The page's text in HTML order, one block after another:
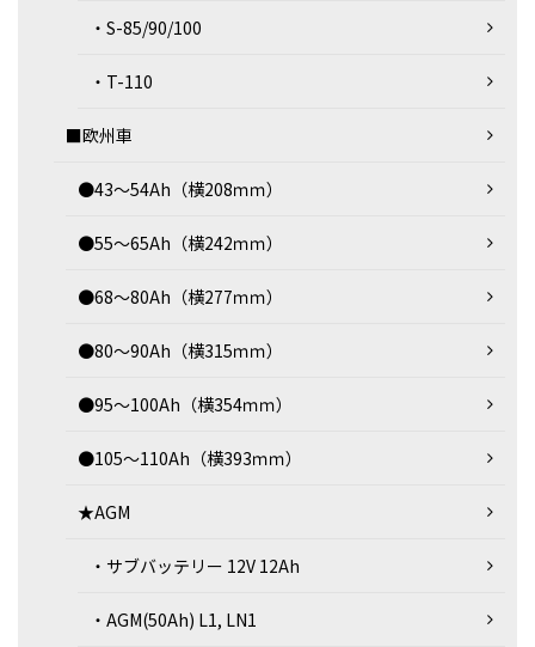
・S-85/90/100
・T-110
■欧州車
●43～54Ah（横208ｍｍ）
●55～65Ah（横242ｍｍ）
●68～80Ah（横277ｍｍ）
●80～90Ah（横315ｍｍ）
●95～100Ah（横354ｍｍ）
●105～110Ah（横393ｍｍ）
★AGM
・サブバッテリー 12V 12Ah
・AGM(50Ah) L1, LN1